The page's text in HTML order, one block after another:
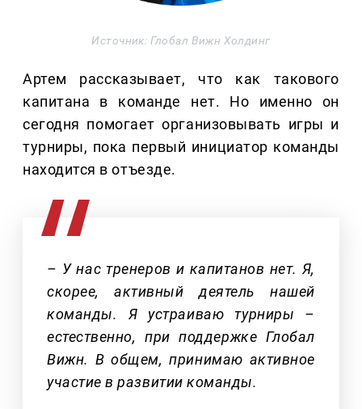
Источник: Глобал Вижн Холдинг
Артем рассказывает, что как такового
капитана в команде нет. Но именно он
сегодня помогает организовывать игры и
турниры, пока первый инициатор команды
находится в отъезде.
– У нас тренеров и капитанов нет. Я,
скорее, активный деятель нашей
команды. Я устраиваю турниры –
естественно, при поддержке Глобал
Вижн. В общем, принимаю активное
участие в развитии команды.